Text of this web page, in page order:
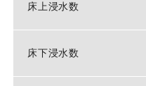
床上浸水数
床下浸水数